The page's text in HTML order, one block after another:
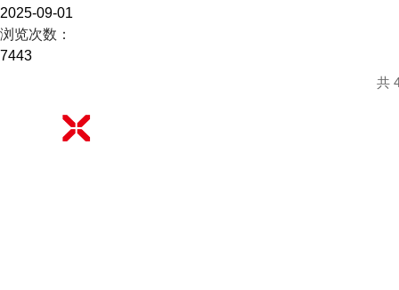
2025-09-01
浏览次数：
7443
共